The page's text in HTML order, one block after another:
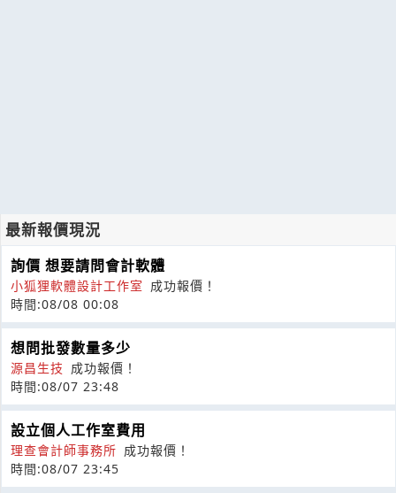
最新報價現況
詢價 想要請問會計軟體
小狐狸軟體設計工作室 成功報價！
時間:08/08 00:08
想問批發數量多少
源昌生技 成功報價！
時間:08/07 23:48
設立個人工作室費用
理查會計師事務所 成功報價！
時間:08/07 23:45